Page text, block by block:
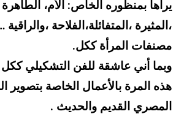
يراها بمنظوره الخاص: الأم، الطاهرة
،المثيرة ،المتفائلة،الفلاحة
مصنفات المرأة ككل.
وبما أني عاشقة للفن التشكيلي
هذه المرة بالأعمال الخاصة بتصوير
المصري القديم والحديث .